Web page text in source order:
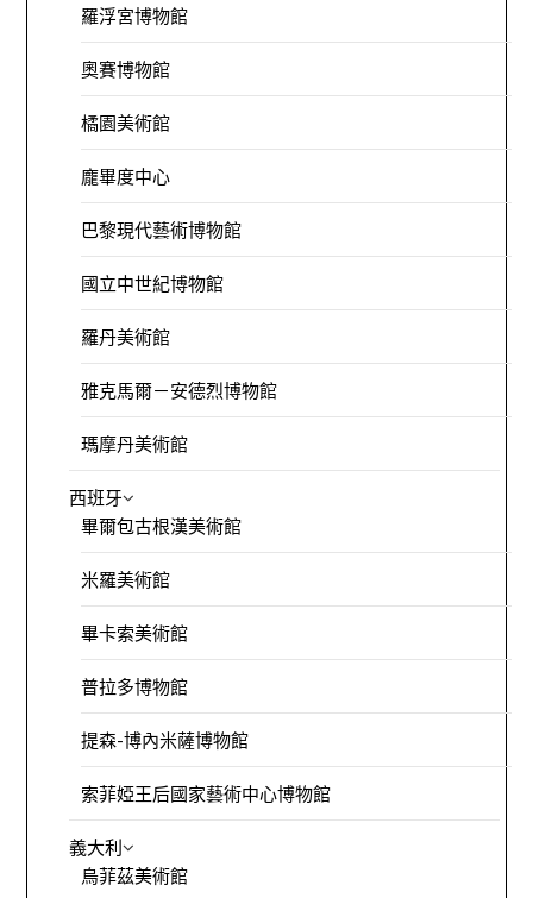
羅浮宮博物館
奧賽博物館
橘園美術館
龐畢度中心
巴黎現代藝術博物館
國立中世紀博物館
羅丹美術館
雅克馬爾－安德烈博物館
瑪摩丹美術館
西班牙
畢爾包古根漢美術館
米羅美術館
畢卡索美術館
普拉多博物館
提森-博內米薩博物館
索菲婭王后國家藝術中心博物館
義大利
烏菲茲美術館